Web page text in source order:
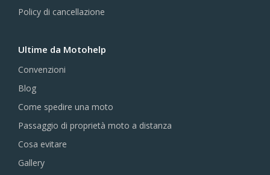
Policy di cancellazione
Ultime da Motohelp
Convenzioni
Blog
Come spedire una moto
Passaggio di proprietà moto a distanza
Cosa evitare
Gallery